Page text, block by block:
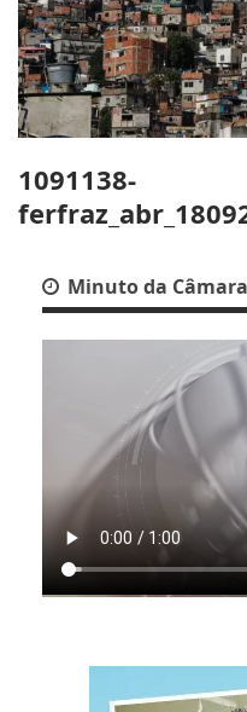
1091138-
Minuto da